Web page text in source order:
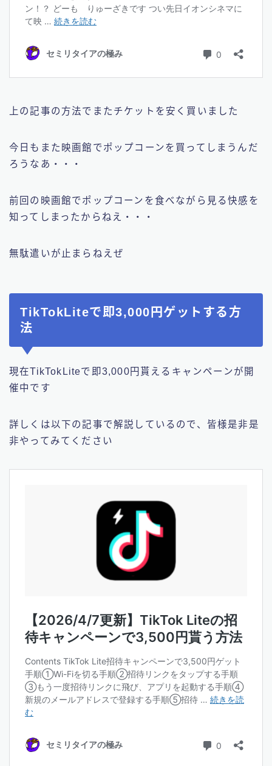
上の記事の方法でまたチケットを安く買いました
今日もまた映画館でポップコーンを買ってしまうんだ
ろうなあ・・・
前回の映画館でポップコーンを食べながら見る快感を
知ってしまったからねえ・・・
無駄遣いが止まらねえぜ
TikTokLiteで即3,000円ゲットする方
法
現在TikTokLiteで即3,000円貰えるキャンペーンが開
催中です
詳しくは以下の記事で解説しているので、皆様是非是
非やってみてください